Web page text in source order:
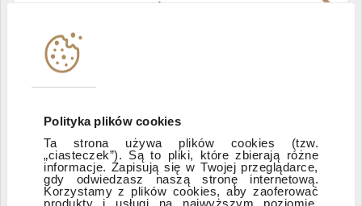
Polityka plików cookies
Ta strona używa plików cookies (tzw.
„ciasteczek”). Są to pliki, które zbierają różne
informacje. Zapisują się w Twojej przeglądarce,
gdy odwiedzasz naszą stronę internetową.
Korzystamy z plików cookies, aby zaoferować
produkty i usługi na najwyższym poziomie.
Instytucje współpracujące
Zastrzeżenia prawne